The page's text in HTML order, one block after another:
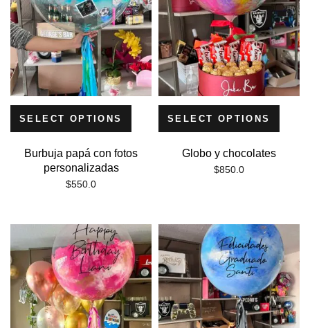
SELECT OPTIONS
Burbuja papá con fotos
personalizadas
$550.0
SELECT OPTIONS
Globo y chocolates
$850.0
gigante arcoíris con tags
650.0
de rosas